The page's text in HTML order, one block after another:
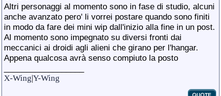
Altri personaggi al momento sono in fase di studio, alcuni
anche avanzato pero' li vorrei postare quando sono finiti
in modo da fare dei mini wip dall'inizio alla fine in un post.
Al momento sono impegnato su diversi fronti dai
meccanici ai droidi agli alieni che girano per l'hangar.
Appena qualcosa avrà senso compiuto la posto
X-Wing|Y-Wing